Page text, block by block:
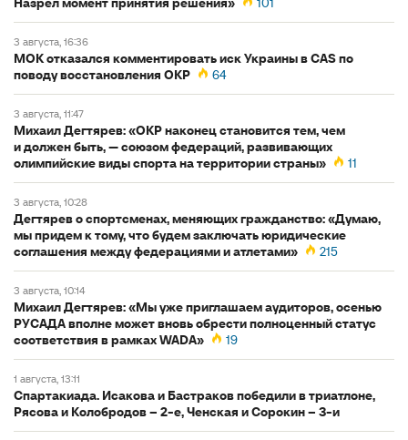
3 августа, 16:36
МОК отказался комментировать иск Украины в CAS по
поводу восстановления ОКР
64
3 августа, 11:47
Михаил Дегтярев: «ОКР наконец становится тем, чем
и должен быть, — союзом федераций, развивающих
олимпийские виды спорта на территории страны»
11
3 августа, 10:28
Дегтярев о спортсменах, меняющих гражданство: «Думаю,
мы придем к тому, что будем заключать юридические
соглашения между федерациями и атлетами»
215
3 августа, 10:14
Михаил Дегтярев: «Мы уже приглашаем аудиторов, осенью
РУСАДА вполне может вновь обрести полноценный статус
соответствия в рамках WADA»
19
1 августа, 13:11
Спартакиада. Исакова и Бастраков победили в триатлоне,
Рясова и Колобродов – 2-е, Ченская и Сорокин – 3-и